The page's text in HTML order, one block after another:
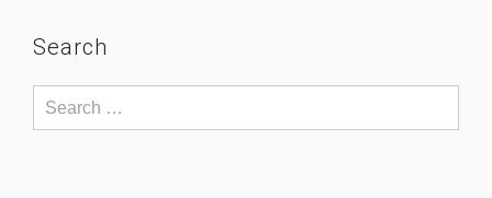
Search